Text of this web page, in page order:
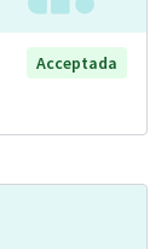
Acceptada